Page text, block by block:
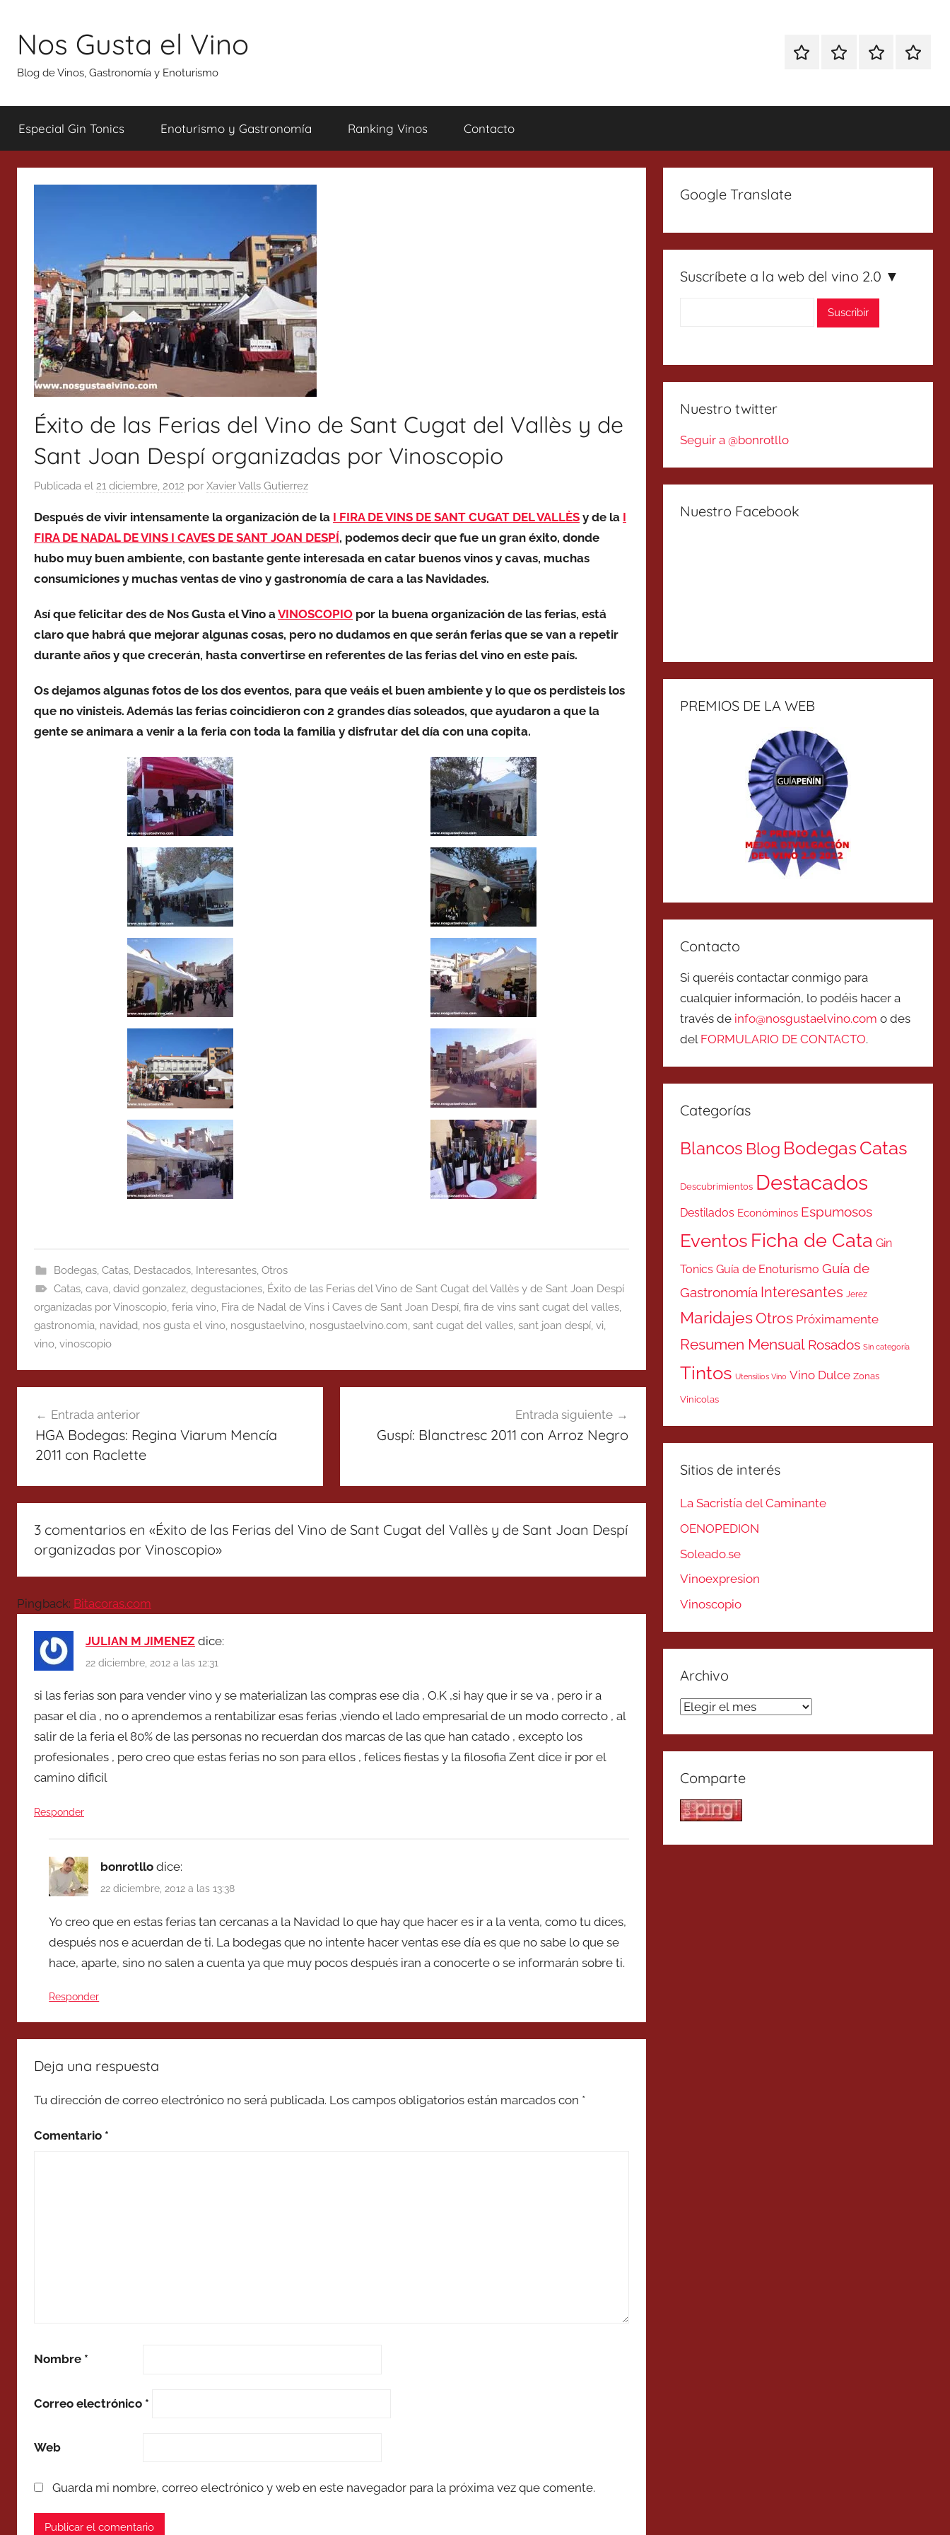
contenido
Nos Gusta el Vino
Blog de Vinos, Gastronomía y Enoturismo
EspecialEnoturismoRanking
Especial Gin Tonics Enoturismo y Gastronomía Ranking Vinos Contacto
Éxito de las Ferias del Vino de Sant Cugat del Vallès y de
Sant Joan Despí organizadas por Vinoscopio
Publicada el 21 diciembre, 2012 por Xavier Valls Gutierrez
Después de vivir intensamente la organización de la I FIRA DE VINS DE SANT CUGAT DEL VALLÈS y de la I
FIRA DE NADAL DE VINS I CAVES DE SANT JOAN DESPÍ, podemos decir que fue un gran éxito, donde
hubo muy buen ambiente, con bastante gente interesada en catar buenos vinos y cavas, muchas
consumiciones y muchas ventas de vino y gastronomía de cara a las Navidades.
Así que felicitar des de Nos Gusta el Vino aVINOSCOPIO por la buena organización de las ferias, está
claro que habrá que mejorar algunas cosas, pero no dudamos en que serán ferias que se van a repetir
durante años y que crecerán, hasta convertirse en referentes de las ferias del vino en este país.
Os dejamos algunas fotos de los dos eventos, para que veáis el buen ambiente y lo que os perdisteis los
que no vinisteis. Además las ferias coincidieron con 2 grandes días soleados, que ayudaron a que la
gente se animara a venir a la feria con toda la familia y disfrutar del día con una copita.
Bodegas, Catas, Destacados, Interesantes, Otros
Catas, cava, david gonzalez, degustaciones, Éxito de las Ferias del Vino de Sant Cugat del Vallès y de Sant Joan Despí
organizadas por Vinoscopio, feria vino, Fira de Nadal de Vins i Caves de Sant Joan Despí, fira de vins sant cugat del valles,
gastronomia, navidad, nos gusta el vino, nosgustaelvino, nosgustaelvino.com, sant cugat del valles, sant joan despí, vi,
vino, vinoscopio
de
entradas
Entrada anterior
HGA Bodegas: Regina Viarum Mencía
2011 con Raclette
Entrada siguiente
Guspí: Blanctresc 2011 con Arroz Negro
3 comentarios en «Éxito de las Ferias del Vino de Sant Cugat del Vallès y de Sant Joan Despí
organizadas por Vinoscopio»
Pingback: Bitacoras.com
JULIAN M JIMENEZ dice:
22 diciembre, 2012 a las 12:31
si las ferias son para vender vino y se materializan las compras ese dia , O.K ,si hay que ir se va , pero ir a
pasar el dia , no o aprendemos a rentabilizar esas ferias ,viendo el lado empresarial de un modo correcto , al
salir de la feria el 80% de las personas no recuerdan dos marcas de las que han catado , excepto los
profesionales , pero creo que estas ferias no son para ellos , felices fiestas y la filosofia Zent dice ir por el
camino dificil
Responder
bonrotllo dice:
22 diciembre, 2012 a las 13:38
Yo creo que en estas ferias tan cercanas a la Navidad lo que hay que hacer es ir a la venta, como tu dices,
después nos e acuerdan de ti. La bodegas que no intente hacer ventas ese día es que no sabe lo que se
hace, aparte, sino no salen a cuenta ya que muy pocos después iran a conocerte o se informarán sobre ti.
Responder
Deja una respuesta
Tu dirección de correo electrónico no será publicada. Los campos obligatorios están marcados con *
Comentario *
Nombre *
Correo electrónico *
Web
Guarda mi nombre, correo electrónico y web en este navegador para la próxima vez que comente.
Google Translate
Suscríbete a la web del vino 2.0 ▼
Nuestro twitter
Seguir a @bonrotllo
Nuestro Facebook
PREMIOS DE LA WEB
Contacto
Si queréis contactar conmigo para
cualquier información, lo podéis hacer a
través de info@nosgustaelvino.com o des
del FORMULARIO DE CONTACTO.
Categorías
Blancos Blog BodegasCatas
Descubrimientos Destacados
Destilados Económinos Espumosos
Eventos Ficha de Cata Gin
Tonics Guía de Enoturismo Guía de
Gastronomía Interesantes Jerez
MaridajesOtros Próximamente
Resumen Mensual Rosados Sin categoría
Tintos Utensilios Vino Vino Dulce Zonas
Vinicolas
Sitios de interés
La Sacristía del Caminante
OENOPEDION
Soleado.se
Vinoexpresion
Vinoscopio
Archivo
Archivo
Comparte